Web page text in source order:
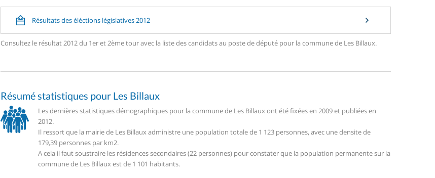
Résultats des éléctions législatives 2012
Consultez le résultat 2012 du 1er et 2ème tour avec la liste des candidats au poste de député pour la commune de Les Billaux.
Résumé statistiques pour Les Billaux
Les dernières statistiques démographiques pour la commune de Les Billaux ont été fixées en 2009 et publiées en
2012.
Il ressort que la mairie de Les Billaux administre une population totale de 1 123 personnes, avec une densite de
179,39 personnes par km2.
A cela il faut soustraire les résidences secondaires (22 personnes) pour constater que la population permanente sur la
commune de Les Billaux est de 1 101 habitants.